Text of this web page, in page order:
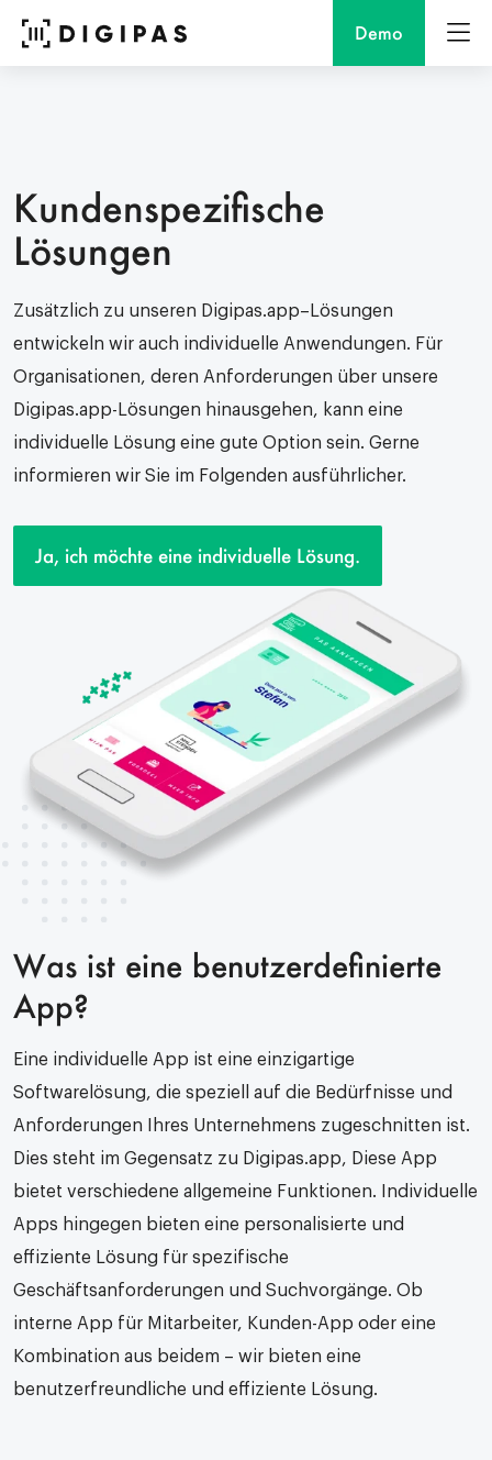
Demo
Kundenspezifische
Lösungen
Zusätzlich zu unseren Digipas.app– Lösungen
entwickeln wir auch individuelle Anwendungen. Für
Organisationen, deren Anforderungen über unsere
Digipas.app-Lösungen hinausgehen, kann eine
individuelle Lösung eine gute Option sein. Gerne
informieren wir Sie im Folgenden ausführlicher.
Ja, ich möchte eine individuelle Lösung.
Was ist eine benutzerdefinierte
App?
Eine individuelle App ist eine einzigartige
Softwarelösung, die speziell auf die Bedürfnisse und
Anforderungen Ihres Unternehmens zugeschnitten ist.
Dies steht im Gegensatz zu Digipas.app, Diese App
bietet verschiedene allgemeine Funktionen. Individuelle
Apps hingegen bieten eine personalisierte und
effiziente Lösung für spezifische
Geschäftsanforderungen und Suchvorgänge. Ob
interne App für Mitarbeiter, Kunden-App oder eine
Kombination aus beidem – wir bieten eine
benutzerfreundliche und effiziente Lösung.